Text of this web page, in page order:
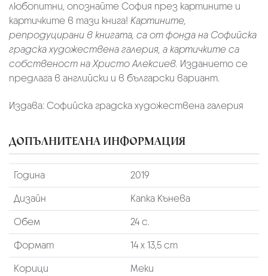
любопитни, опознайте София през картините и
картичките в тази книга! Картините,
репродуцирани в книгата, са от фонда на Софийска
градска художествена галерия, а картичките са
собственост на Христо Алексиев. Изданието се
предлага в английски и в български вариант.
Издава: Софийска градска художествена галерия
ДОПЪЛНИТЕЛНА ИНФОРМАЦИЯ
Година
2019
Дизайн
Капка Кънева
Обем
24 с.
Формат
14 х 13,5 cm
Корици
Меки